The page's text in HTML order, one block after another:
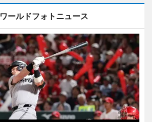
ワールドフォトニュース